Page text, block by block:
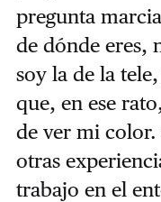
pregunta
de dónde eres,
soy la de la
que, en ese
de ver mi color.
otras
trabajo en el